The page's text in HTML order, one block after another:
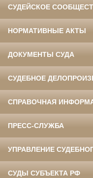
СУДЕЙСКОЕ
НОРМАТИВНЫЕ АКТЫ
ДОКУМЕНТЫ СУДА
СУДЕБНОЕ
СПРАВОЧНАЯ
ПРЕСС-СЛУЖБА
УПРАВЛЕНИЕ
СУДЫ СУБЪЕКТА РФ